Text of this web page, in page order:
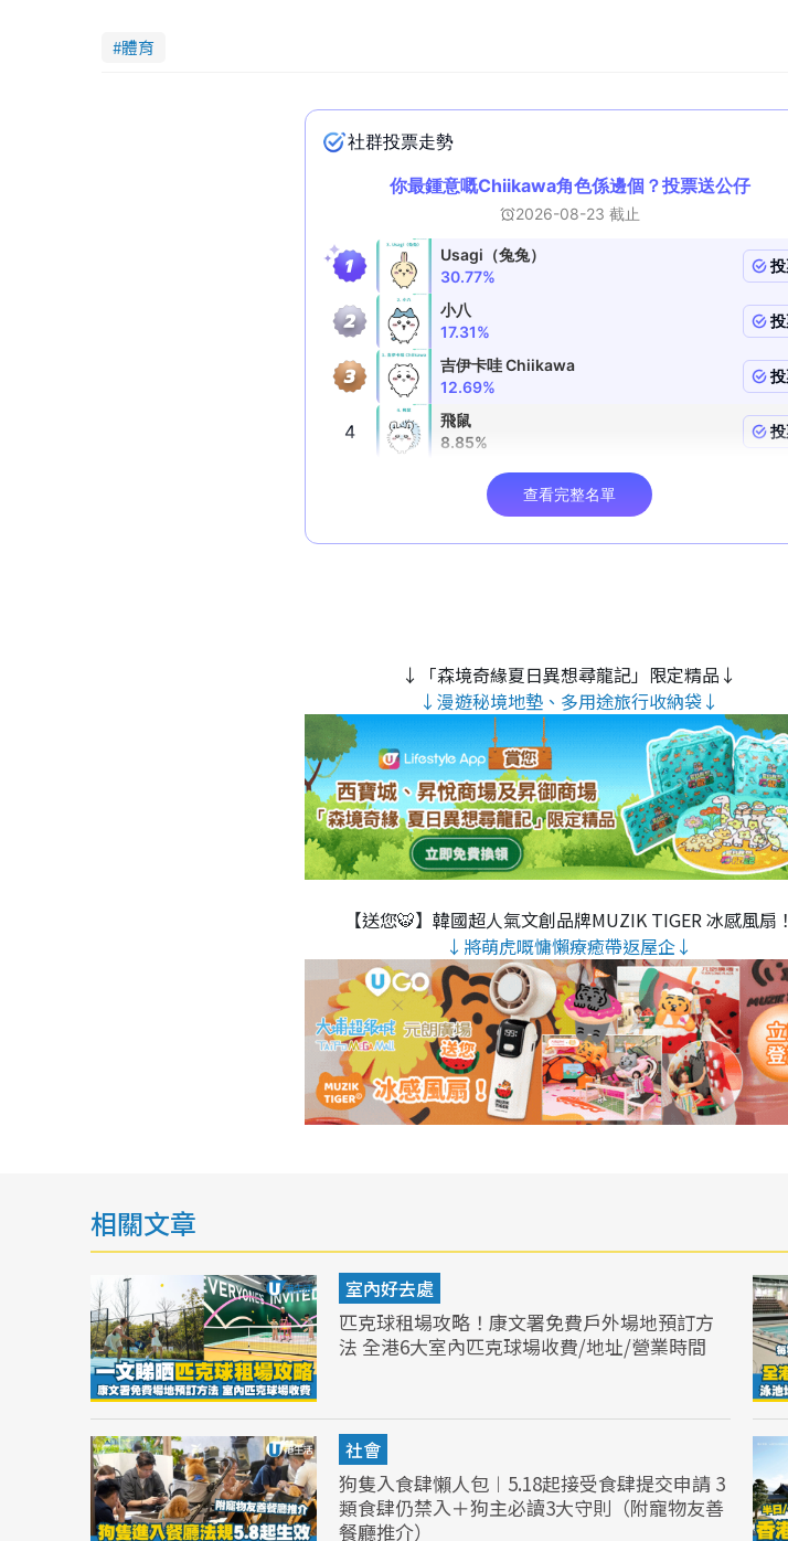
體育
↓「森境奇緣夏日異想尋龍記」限定精品↓
↓漫遊秘境地墊、多用途旅行收納袋↓
【送您🐯】韓國超人氣文創品牌MUZIK TIGER 冰感風扇！
↓將萌虎嘅慵懶療癒帶返屋企↓
相關文章
室內好去處
匹克球租場攻略！康文署免費戶外場地預訂方
法 全港6大室內匹克球場收費/地址/營業時間
社會
狗隻入食肆懶人包︱5.18起接受食肆提交申請 3
類食肆仍禁入＋狗主必讀3大守則（附寵物友善
餐廳推介）